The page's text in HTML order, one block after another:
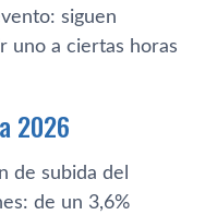
siguen
uno a ciertas horas
2026
de subida del
de un 3,6%